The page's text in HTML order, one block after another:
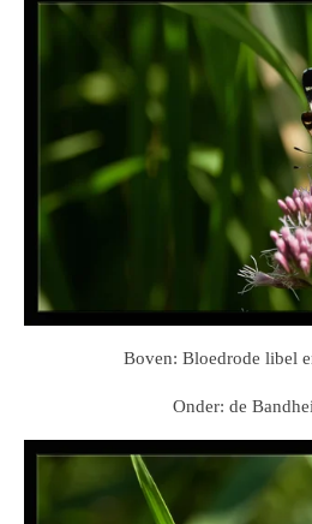
Boven: Bloedrode libel
Onder: de